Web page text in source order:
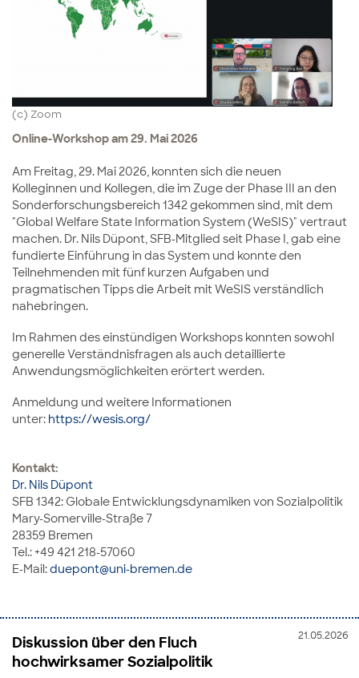
(c) Zoom
Online-Workshop am 29. Mai 2026
Am Freitag, 29. Mai 2026, konnten sich die neuen
Kolleginnen und Kollegen, die im Zuge der Phase III an den
Sonderforschungsbereich 1342 gekommen sind, mit dem
"Global Welfare State Information System (WeSIS)" vertraut
machen. Dr. Nils Düpont, SFB-Mitglied seit Phase I, gab eine
fundierte Einführung in das System und konnte den
Teilnehmenden mit fünf kurzen Aufgaben und
pragmatischen Tipps die Arbeit mit WeSIS verständlich
nahebringen.
Im Rahmen des einstündigen Workshops konnten sowohl
generelle Verständnisfragen als auch detaillierte
Anwendungsmöglichkeiten erörtert werden.
Anmeldung und weitere Informationen
unter: https://wesis.org/
Kontakt:
Dr. Nils Düpont
SFB 1342: Globale Entwicklungsdynamiken von Sozialpolitik
Mary-Somerville-Straße 7
28359 Bremen
Tel.: +49 421 218-57060
E-Mail:duepont@uni-bremen.de
21.05.2026
Diskussion über den Fluch
hochwirksamer Sozialpolitik